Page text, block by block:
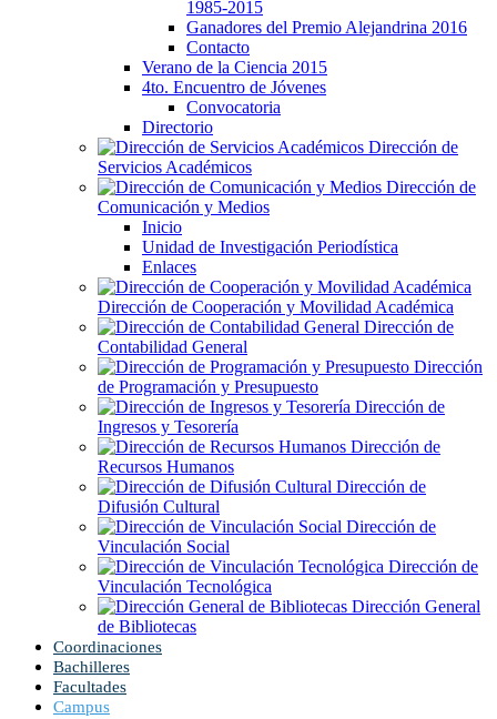
1985-2015
Ganadores del Premio Alejandrina 2016
Contacto
Verano de la Ciencia 2015
4to. Encuentro de Jóvenes
Convocatoria
Directorio
Dirección de
Servicios Académicos
Dirección de
Comunicación y Medios
Inicio
Unidad de Investigación Periodística
Enlaces
Dirección de Cooperación y Movilidad Académica
Dirección de
Contabilidad General
Dirección
de Programación y Presupuesto
Dirección de
Ingresos y Tesorería
Dirección de
Recursos Humanos
Dirección de
Difusión Cultural
Dirección de
Vinculación Social
Dirección de
Vinculación Tecnológica
Dirección General
de Bibliotecas
Coordinaciones
Bachilleres
Facultades
Campus